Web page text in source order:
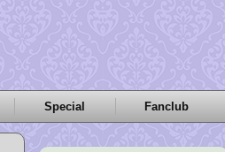
Special Fanclub